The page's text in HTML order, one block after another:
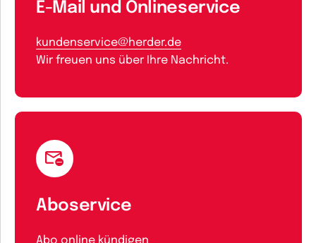
E-Mail und Onlineservice
kundenservice@herder.de
Wir freuen uns über Ihre Nachricht.
Aboservice
Abo online kündigen